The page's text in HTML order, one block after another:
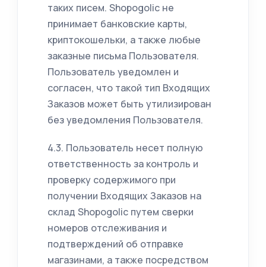
таких писем. Shopogolic не
принимает банковские карты,
криптокошельки, а также любые
заказные письма Пользователя.
Пользователь уведомлен и
согласен, что такой тип Входящих
Заказов может быть утилизирован
без уведомления Пользователя.
4.3. Пользователь несет полную
ответственность за контроль и
проверку содержимого при
получении Входящих Заказов на
склад Shopogolic путем сверки
номеров отслеживания и
подтверждений об отправке
магазинами, а также посредством